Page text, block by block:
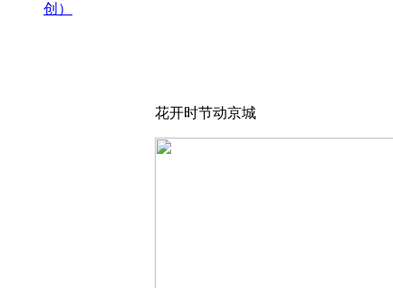
创）
花开时节动京城